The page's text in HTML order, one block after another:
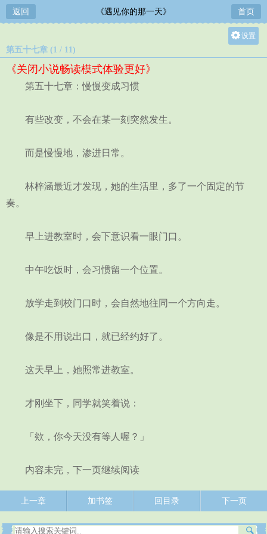
返回 《遇见你的那一天》 首页
设置
第五十七章 (1 / 11)
《关闭小说畅读模式体验更好》
第五十七章：慢慢变成习惯
有些改变，不会在某一刻突然发生。
而是慢慢地，渗进日常。
林梓涵最近才发现，她的生活里，多了一个固定的节
奏。
早上进教室时，会下意识看一眼门口。
中午吃饭时，会习惯留一个位置。
放学走到校门口时，会自然地往同一个方向走。
像是不用说出口，就已经约好了。
这天早上，她照常进教室。
才刚坐下，同学就笑着说：
「欸，你今天没有等人喔？」
内容未完，下一页继续阅读
上一章 加书签 回目录 下一页